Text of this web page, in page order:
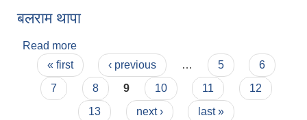
बलराम थापा
Read more
Pages
« first ‹ previous … 5
6
7
8 9 10 11
12
13
next › last »